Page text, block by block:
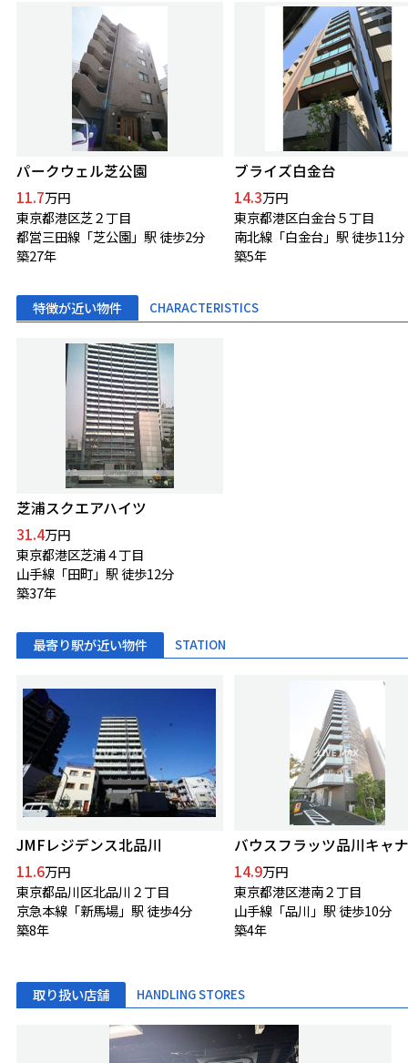
パークウェル芝公園
11.7万円
東京都港区芝２丁目
都営三田線「芝公園」駅 徒歩2分
築27年
ブライズ白金台
14.3万円
東京都港区白金台５丁目
南北線「白金台」駅 徒歩11分
築5年
特徴が近い物件 CHARACTERISTICS
芝浦スクエアハイツ
31.4万円
東京都港区芝浦４丁目
山手線「田町」駅 徒歩12分
築37年
最寄り駅が近い物件 STATION
JMFレジデンス北品川
11.6万円
東京都品川区北品川２丁目
京急本線「新馬場」駅 徒歩4分
築8年
14.9万円
東京都港区港南２丁目
山手線「品川」駅 徒歩10分
築4年
取り扱い店舗 HANDLING STORES